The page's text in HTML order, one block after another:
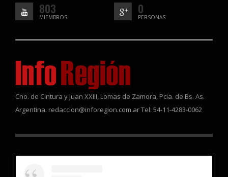
803
MIEMBROS
0
PERSONAS
Cno. de Cintura y Juan XXIII, Lomas de Zamora, Pcia. de Bs. As.
Argentina. redaccion@inforegion.com.ar Tel: 54-11-4283-0062